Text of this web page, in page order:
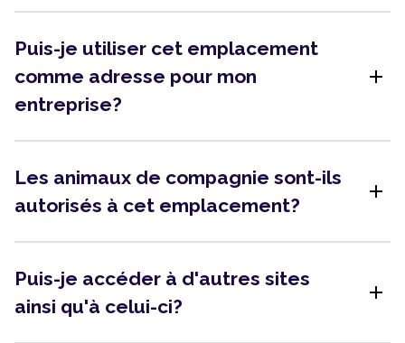
Puis-je utiliser cet emplacement
comme adresse pour mon
entreprise?
add
Les animaux de compagnie sont-ils
autorisés à cet emplacement?
add
Puis-je accéder à d'autres sites
ainsi qu'à celui-ci?
add